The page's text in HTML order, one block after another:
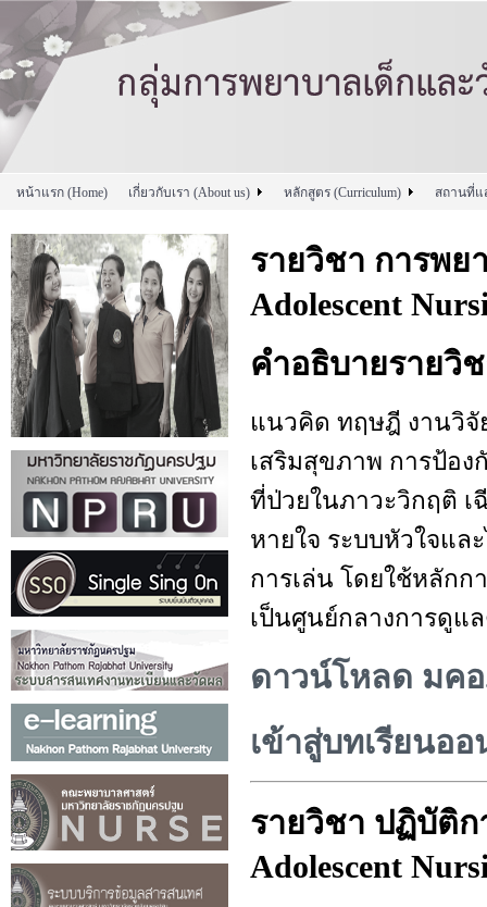
หน้าแรก (Home) เกี่ยวกับเรา (About us) หลักสูตร (Curriculum) สถานที่
รายวิชา การพย
Adolescent
คำอธิบายรายวิ
แนวคิด ทฤษฎี งานวิจั
เสริมสุขภาพ การป้อ
ที่ป่วยในภาวะวิกฤติ เ
หายใจ ระบบหัวใจแล
การเล่น โดยใช้หลัก
เป็นศูนย์กลางการดูแ
ดาวน์โหลด มคอ
เข้าสู่บทเรียนออ
รายวิชา ปฏิบัติ
Adolescent